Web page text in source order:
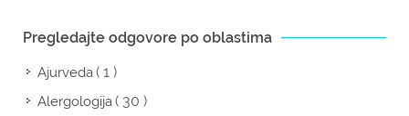
Pregledajte odgovore po oblastima
Ajurveda( 1 )
Alergologija( 30 )